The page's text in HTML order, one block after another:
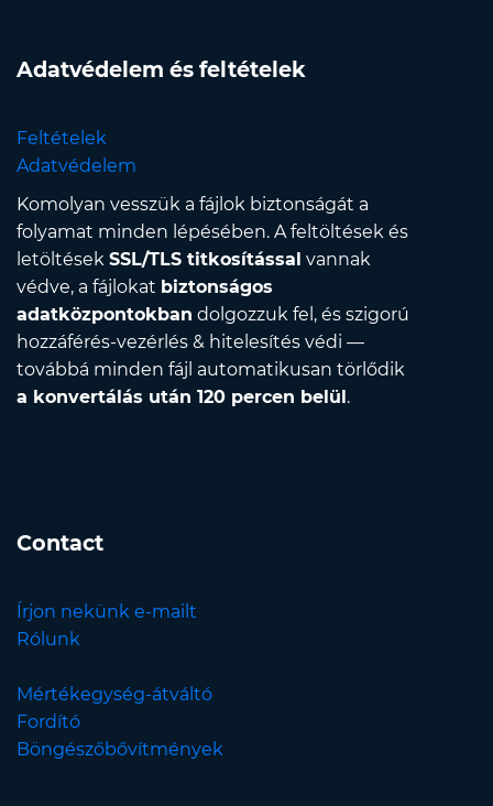
Adatvédelem és feltételek
Feltételek
Adatvédelem
Komolyan vesszük a fájlok biztonságát a
folyamat minden lépésében. A feltöltések és
letöltések SSL/TLS titkosítással vannak
védve, a fájlokat biztonságos
adatközpontokban dolgozzuk fel, és szigorú
hozzáférés-vezérlés & hitelesítés védi —
továbbá minden fájl automatikusan törlődik
a konvertálás után 120 percen belül.
Contact
Írjon nekünk e-mailt
Rólunk
Mértékegység-átváltó
Fordító
Böngészőbővítmények